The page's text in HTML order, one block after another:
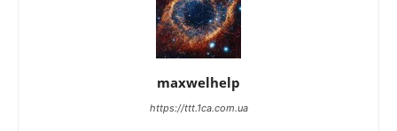
maxwelhelp
https://ttt.1ca.com.ua